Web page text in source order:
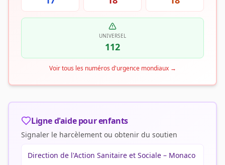
UNIVERSEL
112
Voir tous les numéros d'urgence mondiaux→
Ligne d'aide pour enfants
Signaler le harcèlement ou obtenir du soutien
Direction de l'Action Sanitaire et Sociale – Monaco